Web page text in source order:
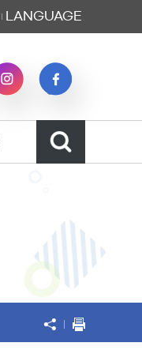
LANGUAGE